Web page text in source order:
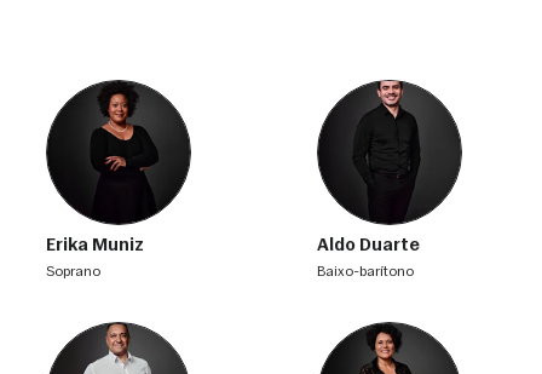
Erika Muniz
soprano
Aldo Duarte
baixo-barítono